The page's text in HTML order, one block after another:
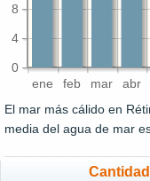
ene feb mar abr
0
4
8
El mar más cálido en
media del agua de mar